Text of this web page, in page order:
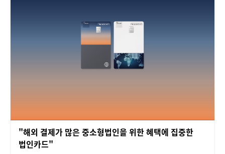
"해외 결제가 많은 중소형법인을 위한 혜택에 집중한
법인카드"